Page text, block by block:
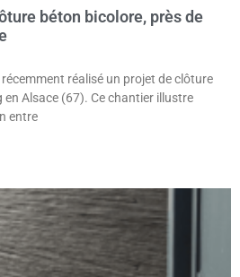
béton bicolore, près de
réalisé un projet de clôture
en Alsace (67). Ce chantier illustre
entre